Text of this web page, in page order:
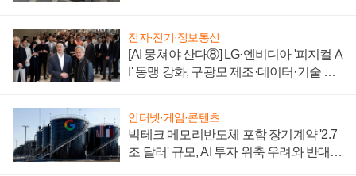
전자·전기·정보통신
[AI 뭉쳐야 산다⑧] LG·엔비디아 '피지컬 A
I' 동맹 강화, 구광모 제조·데이터·기술 결
인터넷·게임·콘텐츠
빅테크 메모리반도체 포함 장기계약 '2.7
조 달러' 규모, AI 투자 위축 우려와 반대